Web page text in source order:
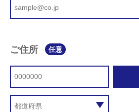
ご住所 任意